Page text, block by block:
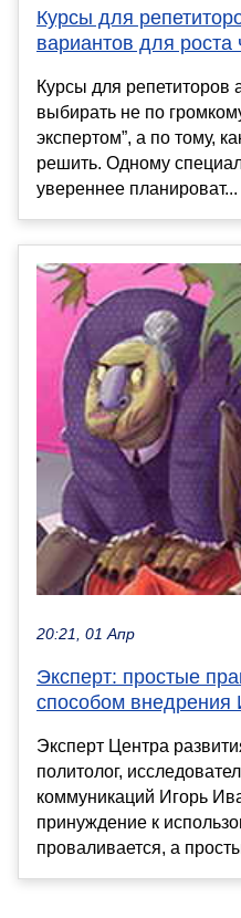
Курсы для
вариантов для роста
Курсы для репетиторов
выбирать не по
экспертом”, а по тому,
решить. Одному
увереннее планироват...
20:21, 01 Апр
Эксперт: простые
способом внедрения
Эксперт Центра
политолог,
коммуникаций Игорь
принуждение к
проваливается, а